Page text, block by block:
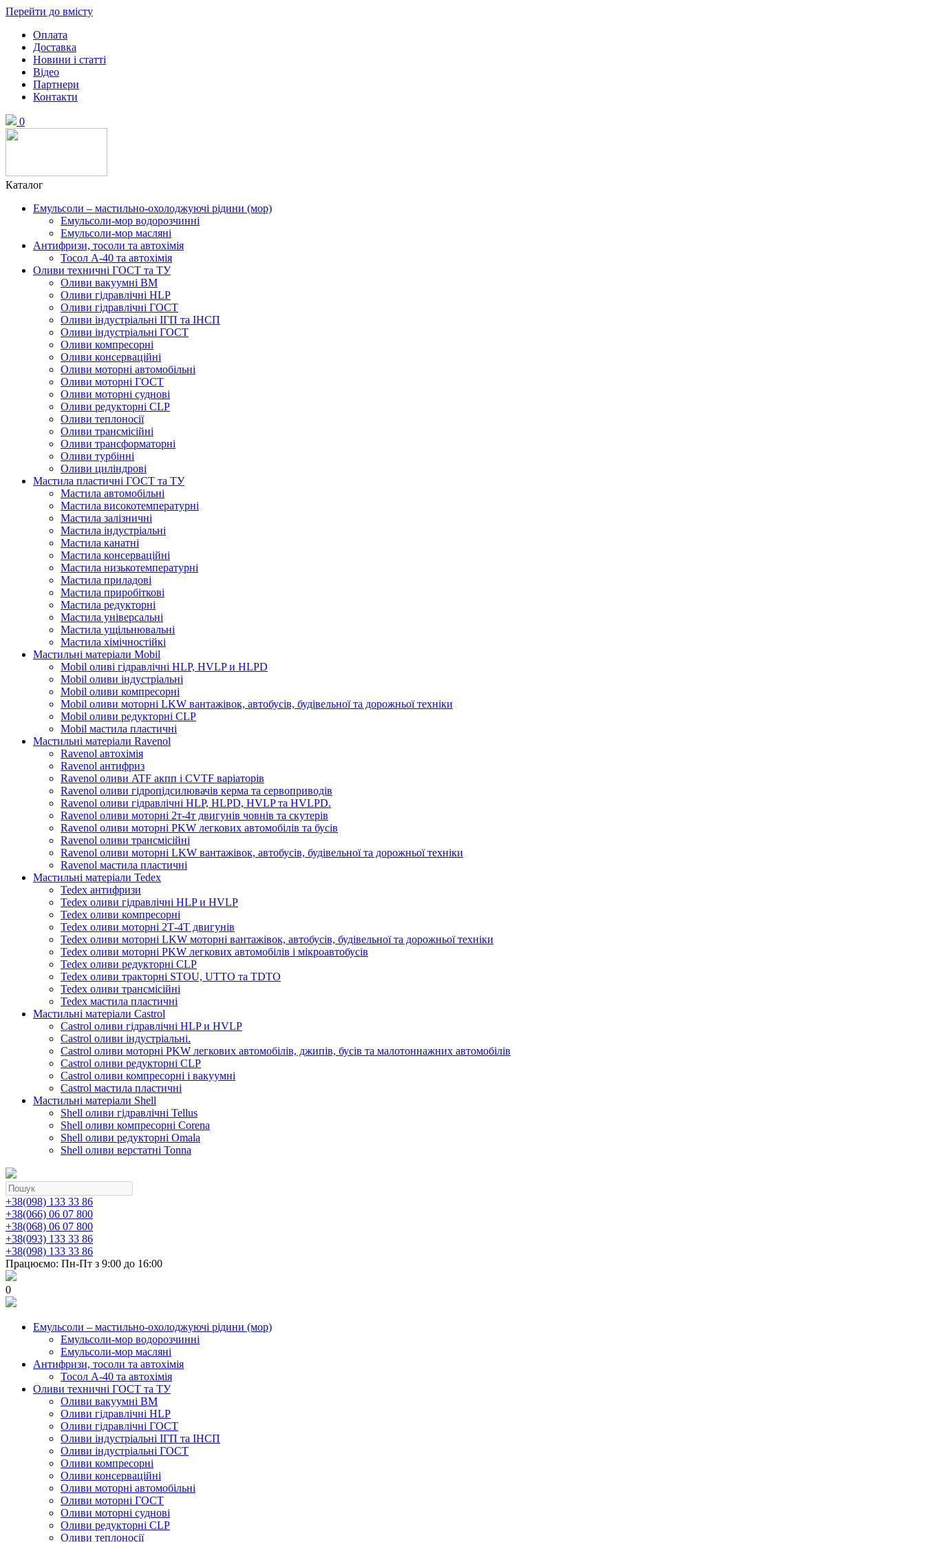
Перейти до вмісту
Оплата
Доставка
Новини і статті
Відео
Партнери
Контакти
0
Каталог
Емульсоли – мастильно-охолоджуючі рідини (мор)
Емульсоли-мор водорозчинні
Емульсоли-мор масляні
Антифризи, тосоли та автохімія
Тосол А-40 та автохімія
Оливи техничні ГОСТ та ТУ
Оливи вакуумні ВМ
Оливи гідравлічні HLP
Оливи гідравлічні ГОСТ
Оливи індустріальні ІГП та ІНСП
Оливи індустріальні ГОСТ
Оливи компресорні
Оливи консерваційні
Оливи моторні автомобільні
Оливи моторні ГОСТ
Оливи моторні суднові
Оливи редукторні CLP
Оливи теплоносії
Оливи трансмісійні
Оливи трансформаторні
Оливи турбінні
Оливи циліндрові
Мастила пластичні ГОСТ та ТУ
Мастила автомобільні
Мастила високотемпературні
Мастила залізничні
Мастила індустріальні
Мастила канатні
Мастила консерваційні
Мастила низькотемпературні
Мастила приладові
Мастила приробіткові
Мастила редукторні
Мастила універсальні
Мастила ущільнювальні
Мастила хімічностійкі
Мастильні матеріали Mobil
Mobil оливі гідравлічні HLP, HVLP и HLPD
Mobil оливи індустріальні
Mobil оливи компресорні
Mobil оливи моторні LKW вантажівок, автобусів, будівельної та дорожньої техніки
Mobil оливи редукторні CLP
Mobil мастила пластичні
Мастильні матеріали Ravenol
Ravenol автохімія
Ravenol антифриз
Ravenol оливи ATF акпп і CVTF варіаторів
Ravenol оливи гідропідсилювачів керма та сервоприводів
Ravenol оливи гідравлічні HLP, HLPD, HVLP та HVLPD.
Ravenol оливи моторні 2т-4т двигунів човнів та скутерів
Ravenol оливи моторні PKW легкових автомобілів та бусів
Ravenol оливи трансмісійні
Ravenol оливи моторні LKW вантажівок, автобусів, будівельної та дорожньої техніки
Ravenol мастила пластичні
Мастильні матеріали Tedex
Tedex антифризи
Tedex оливи гідравлічні HLP и HVLP
Tedex оливи компресорні
Tedex оливи моторні 2Т-4Т двигунів
Tedex оливи моторні LKW моторні вантажівок, автобусів, будівельної та дорожньої техніки
Tedex оливи моторні PKW легкових автомобілів і мікроавтобусів
Tedex оливи редукторні CLP
Tedex оливи тракторні STOU, UTTO та TDTO
Tedex оливи трансмісійні
Tedex мастила пластичні
Мастильні матеріали Castrol
Castrol оливи гідравлічні HLP и HVLP
Castrol оливи індустріальні.
Castrol оливи моторні PKW легкових автомобілів, джипів, бусів та малотоннажних автомобілів
Castrol оливи редукторні CLP
Castrol оливи компресорні і вакуумні
Castrol мастила пластичні
Мастильні матеріали Shell
Shell оливи гідравлічні Tellus
Shell оливи компресорні Corena
Shell оливи редукторні Omala
Shell оливи верстатні Tonna
+38(098) 133 33 86
+38(066) 06 07 800
+38(068) 06 07 800
+38(093) 133 33 86
+38(098) 133 33 86
Працюємо: Пн-Пт з 9:00 до 16:00
0
Емульсоли – мастильно-охолоджуючі рідини (мор)
Емульсоли-мор водорозчинні
Емульсоли-мор масляні
Антифризи, тосоли та автохімія
Тосол А-40 та автохімія
Оливи техничні ГОСТ та ТУ
Оливи вакуумні ВМ
Оливи гідравлічні HLP
Оливи гідравлічні ГОСТ
Оливи індустріальні ІГП та ІНСП
Оливи індустріальні ГОСТ
Оливи компресорні
Оливи консерваційні
Оливи моторні автомобільні
Оливи моторні ГОСТ
Оливи моторні суднові
Оливи редукторні CLP
Оливи теплоносії